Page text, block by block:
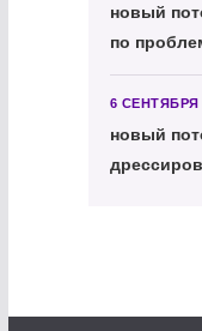
новый
по
6 СЕНТЯБРЯ
новый